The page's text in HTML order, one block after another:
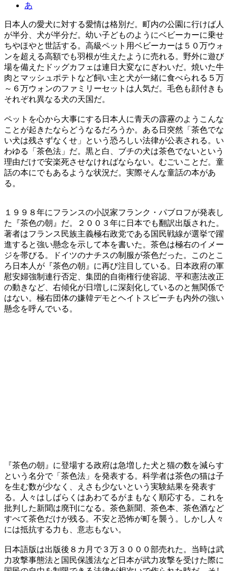
あ
日本人の愛犬に対する愛情は格別だ。町内の公園に行けば人
が半分、犬が半分だ。幼い子どものようにベビーカーに乗せ
ちやほやと世話する。高級ペット用ベビーカーは５０万ウォ
ンを超える高額でも羽根が生えたように売れる。野外に遊び
場を備えたドッグカフェは連日大変なにぎわいだ。焼いた牛
肉とマッシュポテトなど飼い主と犬が一緒に食べられる５万
～６万ウォンのファミリーセットは人気だ。毛色も顔付きも
それぞれ異なる犬の天国だ。
ペットを心から大事にする日本人に青天の霹靂のようこんな
ことが起きたならどうなるだろうか。ある日突然「茶色でな
い犬は残さずなくせ」という恐ろしい法律が公表される。い
わゆる「茶色法」だ。黒と白、ブチの犬は茶色でないという
理由だけで安楽死させなければならない。むごいことだ。童
話の本にでもあるような状況だ。実際そんな童話の本があ
る。
１９９８年にフランスの小説家フランク・パブロフが発表し
た『茶色の朝』だ。２００３年に日本でも翻訳出版された。
著者はフランス民族主義極右政党である国民戦線が選挙で躍
進すると強い懸念を示して本を書いた。茶色は極右のイメー
ジを帯びる。ドイツのナチスの制服が茶色だった。このとこ
ろ日本人が『茶色の朝』に再び注目している。日本政府の軍
慰安婦強制連行否定、集団的自衛権行使容認、平和憲法改正
の動きなど、右傾化が日増しに深刻化しているのと無関係で
はない。極右団体の嫌韓デモとヘイトスピーチも内外の強い
懸念を呼んでいる。
『茶色の朝』に登場する政府は急増した犬と猫の数を減らす
という名分で「茶色法」を発表する。科学者は茶色の猫は子
を生む数が少なく、えさも少ないという実験結果を発表す
る。人々はしばらくはあわてるがまもなく順応する。これを
批判した新聞は廃刊になる。茶色新聞、茶色本、茶色酒など
すべて茶色だけが残る。不安と恐怖が町を襲う。しかし人々
には抵抗する力も、意志もない。
日本語版は出版後８カ月で３万３０００部売れた。当時は武
力攻撃事態法と国民保護法など日本が武力攻撃を受けた際に